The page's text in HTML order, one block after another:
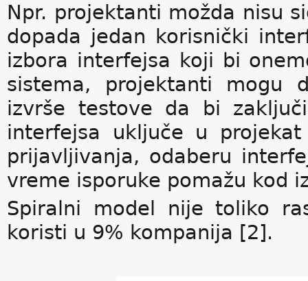
Npr. projektanti možda nisu
dopada jedan korisnički
izbora interfejsa koji bi
sistema, projektanti mogu
izvrše testove da bi
interfejsa uključe u
prijavljivanja, odaberu
vreme isporuke pomažu kod
Spiralni model nije toliko
koristi u 9% kompanija [2].